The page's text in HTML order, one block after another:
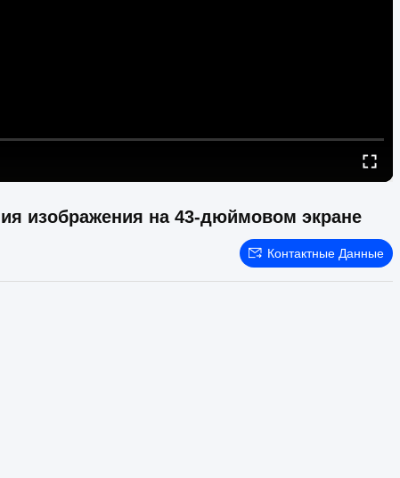
изображения на 43-дюймовом экране
Контактные Данные